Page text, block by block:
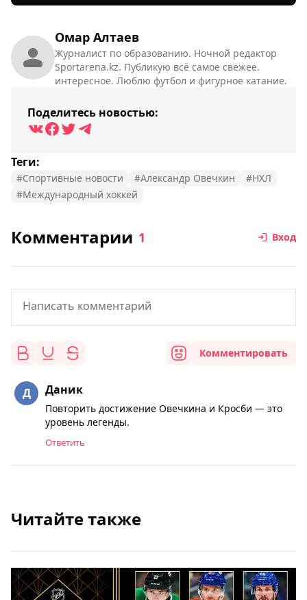
Омар Алтаев
Журналист по образованию. Ночной редактор
Sportarena.kz. Публикую всё самое свежее.
интересное. Люблю футбол и фигурное катание.
Поделитесь новостью:
Теги:
#Спортивные новости #Александр Овечкин
#НХЛ
#Международный хоккей
Комментарии 1 Вход
Комментировать
Даник
Повторить достижение Овечкина и Кросби — это
уровень легенды.
Ответить
Читайте также